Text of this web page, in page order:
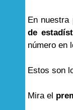
En nuestra
de
número en
Estos son
Mira el